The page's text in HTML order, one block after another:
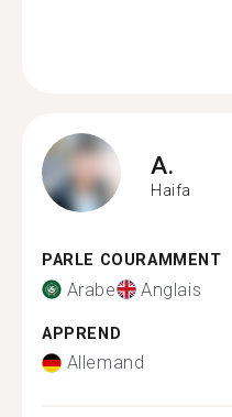
A.
Haifa
PARLE COURAMMENT
Arabe Anglais
APPREND
Allemand